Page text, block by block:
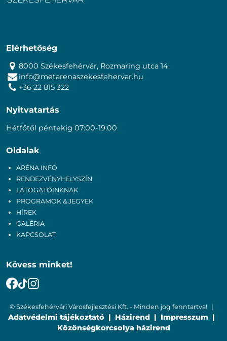
Elérhetőség
8000 Székesfehérvár, Rozmaring utca 14.
info@metarenaszekesfehervar.hu
+36 22 815 322
Nyitvatartás
Hétfőtől péntekig 07:00-19:00
Oldalak
ARÉNA INFO
RENDEZVÉNYHELYSZÍN
LÁTOGATÓINKNAK
PROGRAMOK & JEGYEK
HÍREK
GALÉRIA
KAPCSOLAT
Kövess minket!
© Székesfehérvári Városfejlesztési Kft. - Minden jog fenntartva!
Adatvédelmi tájékoztató Házirend
Impresszum
Közönségkorcsolya házirend